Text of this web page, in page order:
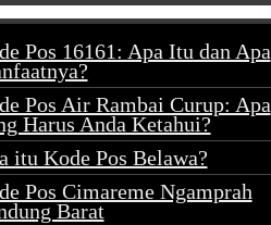
Pos 16161: Apa Itu dan Apa
Pos Air Rambai Curup: Apa
Harus Anda Ketahui?
itu Kode Pos Belawa?
Pos Cimareme Ngamprah
Barat